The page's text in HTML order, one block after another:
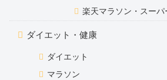
楽天マラソン・スーパ
ダイエット・健康
ダイエット
マラソン